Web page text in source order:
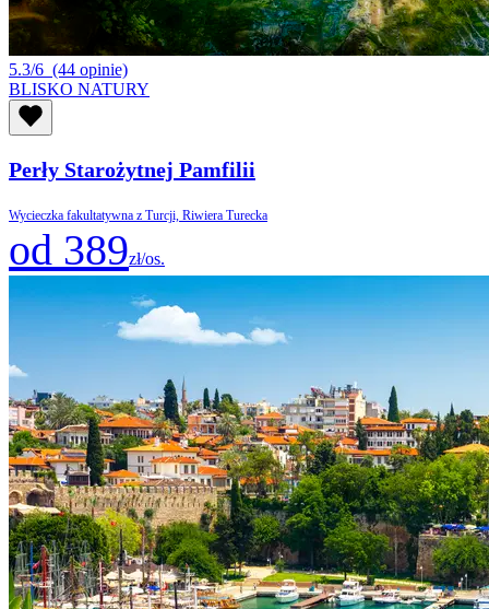
5.3/6 (44 opinie)
BLISKO NATURY
Perły Starożytnej Pamfilii
Wycieczka fakultatywna z Turcji, Riwiera Turecka
od 389zł/os.